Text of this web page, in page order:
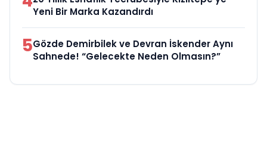
Yeni Bir Marka Kazandırdı
5Gözde Demirbilek ve Devran İskender Aynı
Sahnede! “Gelecekte Neden Olmasın?”